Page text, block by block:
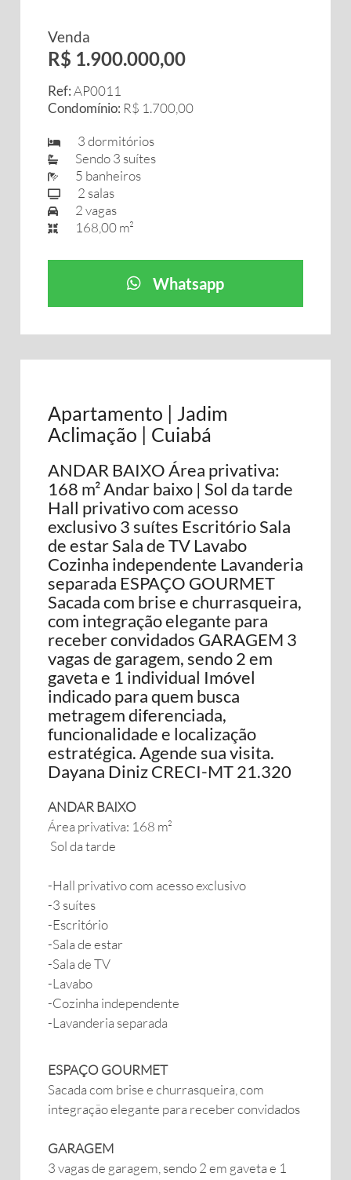
Venda
R$ 1.900.000,00
Ref:AP0011
Condomínio: R$ 1.700,00
3 dormitórios
Sendo 3 suítes
5 banheiros
2 salas
2 vagas
168,00 m²
Whatsapp
Apartamento | Jadim
Aclimação | Cuiabá
ANDAR BAIXO Área privativa:
168 m² Andar baixo | Sol da tarde
Hall privativo com acesso
exclusivo 3 suítes Escritório Sala
de estar Sala de TV Lavabo
Cozinha independente Lavanderia
separada ESPAÇO GOURMET
Sacada com brise e churrasqueira,
com integração elegante para
receber convidados GARAGEM 3
vagas de garagem, sendo 2 em
gaveta e 1 individual Imóvel
indicado para quem busca
metragem diferenciada,
funcionalidade e localização
estratégica. Agende sua visita.
Dayana Diniz CRECI-MT 21.320
ANDAR BAIXO
Área privativa: 168 m²
Sol da tarde
-Hall privativo com acesso exclusivo
-3 suítes
-Escritório
-Sala de estar
-Sala de TV
-Lavabo
-Cozinha independente
-Lavanderia separada
ESPAÇO GOURMET
Sacada com brise e churrasqueira, com
integração elegante para receber convidados
GARAGEM
3 vagas de garagem, sendo 2 em gaveta e 1